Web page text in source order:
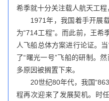
希季就十分关注载人航天工程
1971年，我国着手开展
为“714工程”。而此前，王
人飞船总体方案进行论证。
了“曙光一号”飞船的研制。
多原因被搁置下来。
20世纪80年代，我国
程再次迎来了发展契机。时